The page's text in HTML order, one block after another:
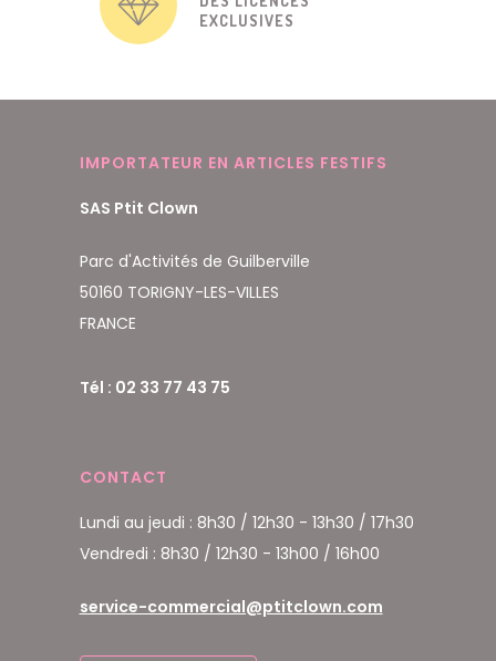
EXCLUSIVES
IMPORTATEUR EN ARTICLES FESTIFS
SAS Ptit Clown
Parc d'Activités de Guilberville
50160 TORIGNY-LES-VILLES
FRANCE
Tél : 02 33 77 43 75
CONTACT
Lundi au jeudi : 8h30 / 12h30 - 13h30 / 17h30
Vendredi : 8h30 / 12h30 - 13h00 / 16h00
service-commercial@ptitclown.com